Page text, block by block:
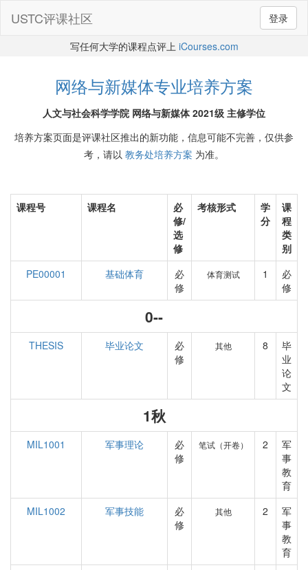
登录
USTC评课社区
写任何大学的课程点评上 iCourses.com
网络与新媒体专业培养方案
人文与社会科学学院 网络与新媒体 2021级 主修学位
培养方案页面是评课社区推出的新功能，信息可能不完善，仅供参
考，请以 教务处培养方案 为准。
课程号 课程名
必
修/
选
修
考核形式
学
分
课
程
类
别
PE00001
基础体育
必
修
体育测试 1
必
修
0--
THESIS 毕业论文
必
修
其他 8
毕
业
论
文
1秋
MIL1001 军事理论
必
修
笔试（开卷） 2
军
事
教
育
MIL1002
军事技能
必
修
其他 2
军
事
教
育